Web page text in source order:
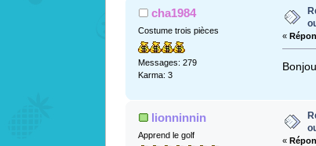
cha1984
Costume trois pièces
Messages: 279
Karma: 3
«
lionninnin
Apprend le golf
«